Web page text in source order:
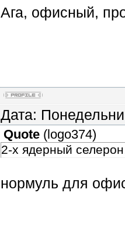
Ага, офисный,
Дата:
Quote ( logo374)
2-х ядерный
нормуль для